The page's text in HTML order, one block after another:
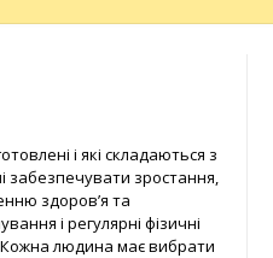
і які складаються з
забезпечувати зростання,
здоров’я та
і регулярні фізичні
людина має вибрати